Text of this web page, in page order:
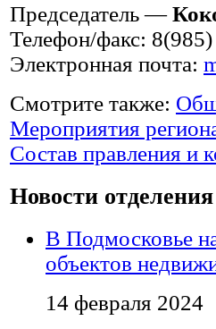
Председатель —
Телефон/факс:
Электронная почта:
Смотрите также:
Мероприятия
Состав правления и
Новости отделения
В Подмосковье
объектов
14 февраля 2024